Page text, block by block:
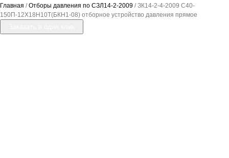
Главная /Отборы давления по СЗЛ14-2-2009 / ЗК14-2-4-2009 С40-
150П-12Х18Н10Т(БКН1-08) отборное устройство давления прямое